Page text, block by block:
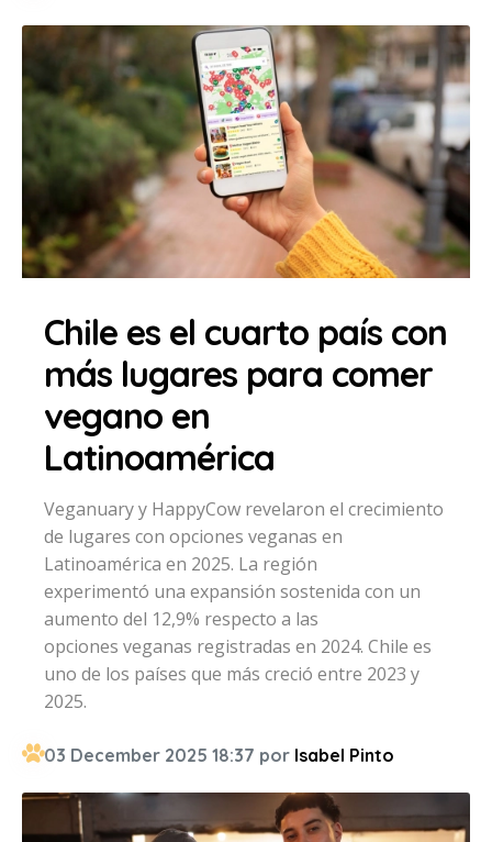
Chile es el cuarto país con
más lugares para comer
vegano en
Latinoamérica
Veganuary y HappyCow revelaron el crecimiento
de lugares con opciones veganas en
Latinoamérica en 2025. La región
experimentó una expansión sostenida con un
aumento del 12,9% respecto a las
opciones veganas registradas en 2024. Chile es
uno de los países que más creció entre 2023 y
2025.
03 December 2025 18:37 por Isabel Pinto